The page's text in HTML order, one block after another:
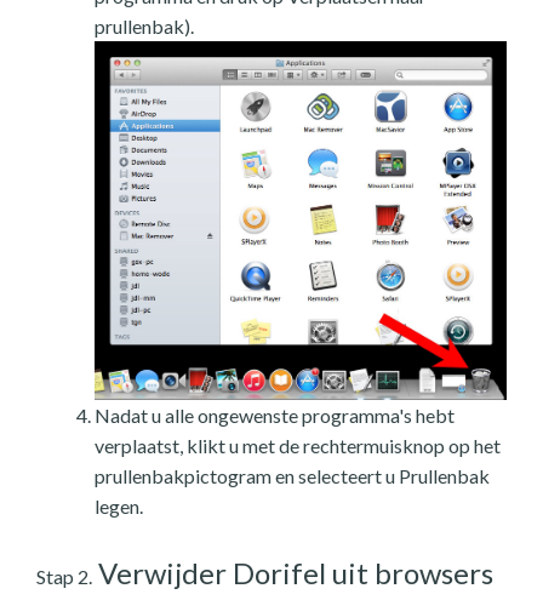
prullenbak).
Nadat u alle ongewenste programma's hebt
verplaatst, klikt u met de rechtermuisknop op het
prullenbakpictogram en selecteert u Prullenbak
legen.
Stap 2. Verwijder Dorifel uit browsers